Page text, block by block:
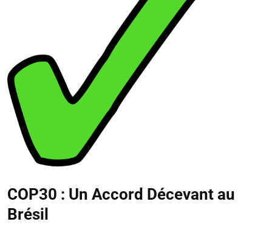
COP30 : Un Accord Décevant au
Brésil